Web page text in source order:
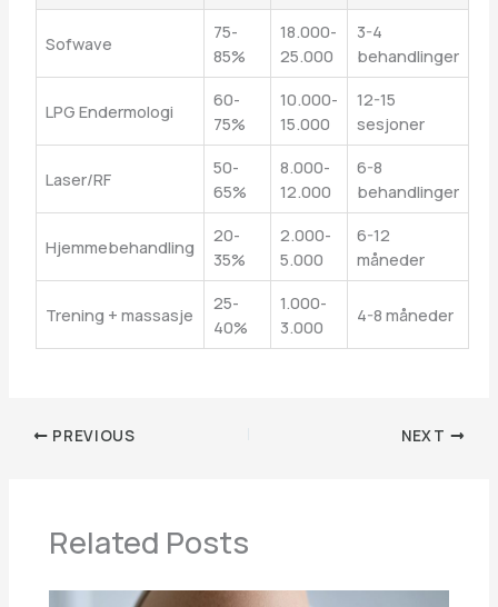
Sofwave
75-
85%
18.000-
25.000
3-4
behandlinger
LPG Endermologi
60-
75%
10.000-
15.000
12-15
sesjoner
Laser/RF
50-
65%
8.000-
12.000
6-8
behandlinger
Hjemmebehandling
20-
35%
2.000-
5.000
6-12
måneder
Trening + massasje
25-
40%
1.000-
3.000
4-8 måneder
PREVIOUS NEXT
Related Posts